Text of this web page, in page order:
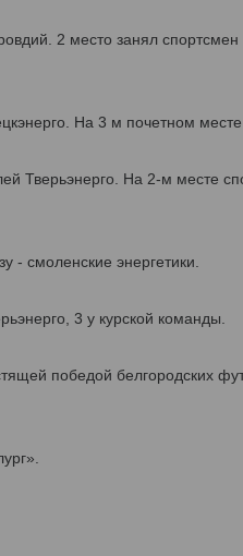
2 место занял спортсмен
На 3 м почетном
Тверьэнерго. На 2-м месте
- смоленские энергетики.
3 у курской команды.
победой белгородских